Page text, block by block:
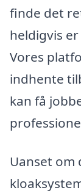
finde det
heldigvis
Vores
indhente
kan få
Uanset om